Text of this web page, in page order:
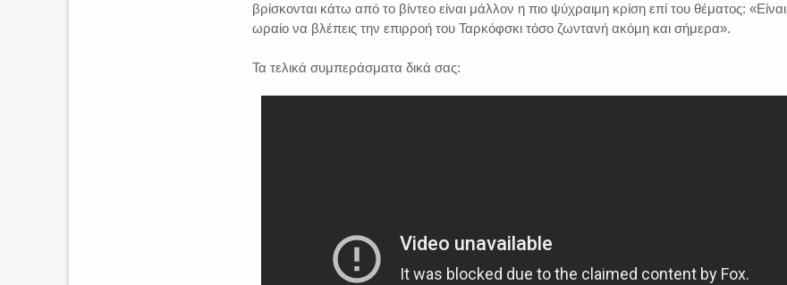
βρίσκονται κάτω από το βίντεο είναι μάλλον η πιο ψύχραιμη κρίση επί του θέματος: «Είναι
ωραίο να βλέπεις την επιρροή του Ταρκόφσκι τόσο ζωντανή ακόμη και σήμερα».
Τα τελικά συμπεράσματα δικά σας: